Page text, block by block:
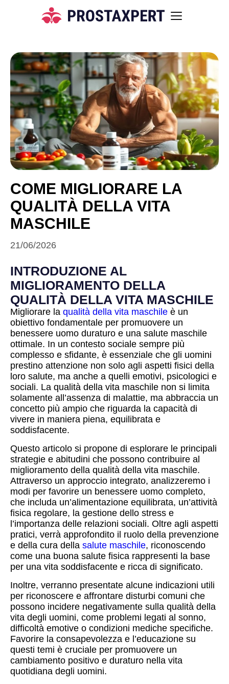
COME MIGLIORARE LA
QUALITÀ DELLA VITA
MASCHILE
21/06/2026
INTRODUZIONE AL
MIGLIORAMENTO DELLA
QUALITÀ DELLA VITA MASCHILE
Migliorare la qualità della vita maschile è un
obiettivo fondamentale per promuovere un
benessere uomo duraturo e una salute maschile
ottimale. In un contesto sociale sempre più
complesso e sfidante, è essenziale che gli uomini
prestino attenzione non solo agli aspetti fisici della
loro salute, ma anche a quelli emotivi, psicologici e
sociali. La qualità della vita maschile non si limita
solamente all’assenza di malattie, ma abbraccia un
concetto più ampio che riguarda la capacità di
vivere in maniera piena, equilibrata e
soddisfacente.
Questo articolo si propone di esplorare le principali
strategie e abitudini che possono contribuire al
miglioramento della qualità della vita maschile.
Attraverso un approccio integrato, analizzeremo i
modi per favorire un benessere uomo completo,
che includa un’alimentazione equilibrata, un’attività
fisica regolare, la gestione dello stress e
l’importanza delle relazioni sociali. Oltre agli aspetti
pratici, verrà approfondito il ruolo della prevenzione
e della cura della salute maschile, riconoscendo
come una buona salute fisica rappresenti la base
per una vita soddisfacente e ricca di significato.
Inoltre, verranno presentate alcune indicazioni utili
per riconoscere e affrontare disturbi comuni che
possono incidere negativamente sulla qualità della
vita degli uomini, come problemi legati al sonno,
difficoltà emotive o condizioni mediche specifiche.
Favorire la consapevolezza e l’educazione su
questi temi è cruciale per promuovere un
cambiamento positivo e duraturo nella vita
quotidiana degli uomini.